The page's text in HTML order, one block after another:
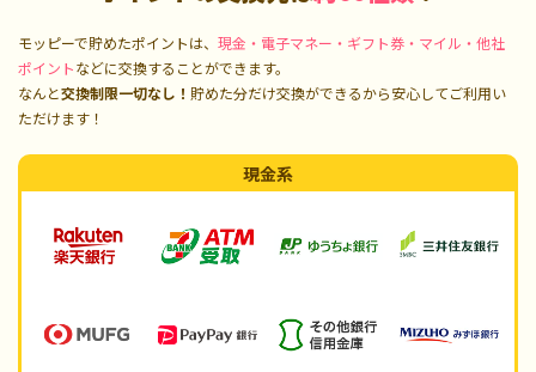
モッピーで貯めたポイントは、 現金・電子マネー・ギフト券・マイル・他社
ポイントなどに交換することができます。
なんと交換制限一切なし！ 貯めた分だけ交換ができるから安心してご利用い
ただけます！
現金系